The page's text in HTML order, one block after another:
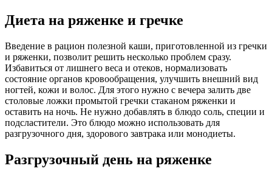
Диета на ряженке и гречке
Введение в рацион полезной каши, приготовленной из гречки
и ряженки, позволит решить несколько проблем сразу.
Избавиться от лишнего веса и отеков, нормализовать
состояние органов кровообращения, улучшить внешний вид
ногтей, кожи и волос. Для этого нужно с вечера залить две
столовые ложки промытой гречки стаканом ряженки и
оставить на ночь. Не нужно добавлять в блюдо соль, специи и
подсластители. Это блюдо можно использовать для
разгрузочного дня, здорового завтрака или монодиеты.
Разгрузочный день на ряженке